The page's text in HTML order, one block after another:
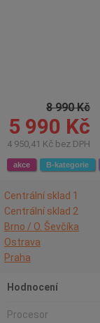
8 990 Kč
5 990 Kč
4 950,41 Kč bez DPH
akce B-kategorie
Centrální sklad 1
Centrální sklad 2
Brno / O. Ševčíka
Ostrava
Praha
Hodnocení
Procesor